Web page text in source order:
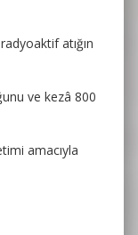
atığın
ve kezâ 800
amacıyla